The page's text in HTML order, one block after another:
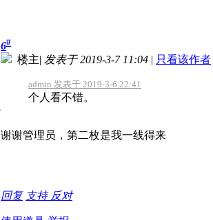
6#
楼主| 发表于 2019-3-7 11:04 | 只看该作者
admin 发表于 2019-3-6 22:41
个人看不错。
谢谢管理员，第二枚是我一线得来
回复 支持 反对